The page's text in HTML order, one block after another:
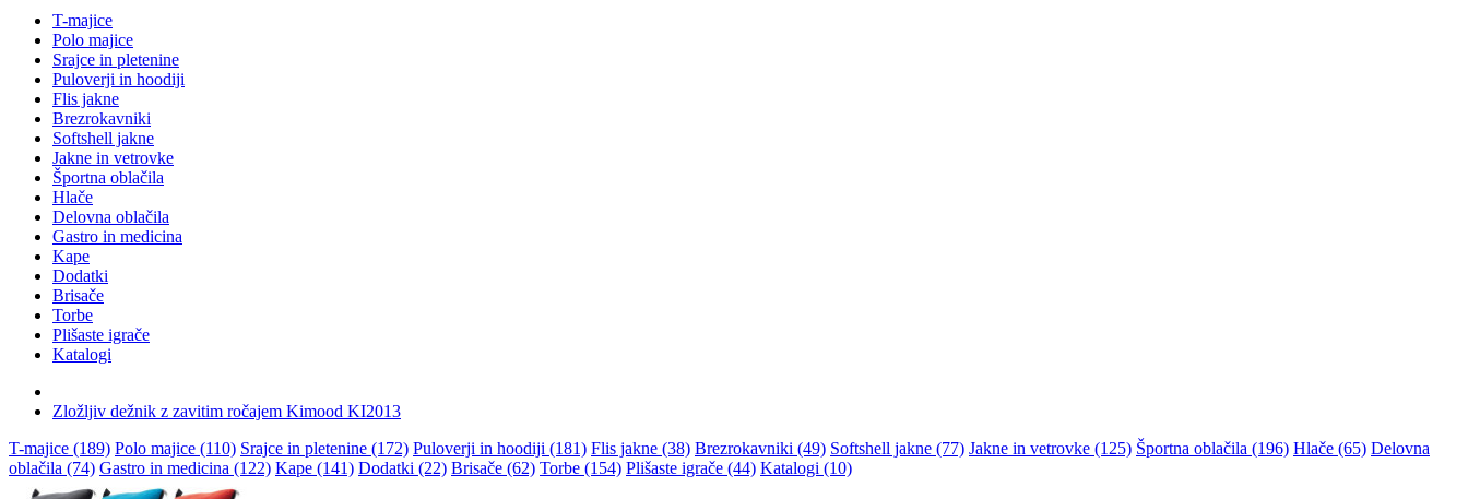
T-majice
Polo majice
Srajce in pletenine
Puloverji in hoodiji
Flis jakne
Brezrokavniki
Softshell jakne
Jakne in vetrovke
Športna oblačila
Hlače
Delovna oblačila
Gastro in medicina
Kape
Dodatki
Brisače
Torbe
Plišaste igrače
Katalogi
Zložljiv dežnik z zavitim ročajem Kimood KI2013
T-majice (189) Polo majice (110) Srajce in pletenine (172) Puloverji in hoodiji (181) Flis jakne (38) Brezrokavniki (49) Softshell jakne (77) Jakne in vetrovke (125) Športna oblačila (196) Hlače (65) Delovna
oblačila (74) Gastro in medicina (122) Kape (141) Dodatki (22) Brisače (62) Torbe (154) Plišaste igrače (44) Katalogi (10)